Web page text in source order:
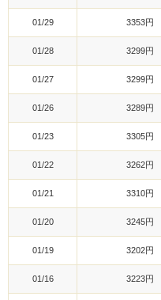
01/29 3353円
01/28 3299円
01/27 3299円
01/26 3289円
01/23 3305円
01/22 3262円
01/21 3310円
01/20 3245円
01/19 3202円
01/16 3223円